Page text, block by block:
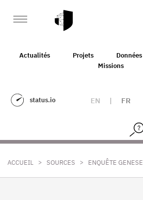
Actualités Projets Données
Missions
status.io EN | FR
ACCUEIL > SOURCES > ENQUÊTE GENESE